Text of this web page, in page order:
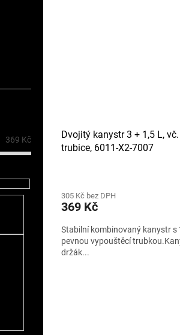
369 Kč
Dvojitý kanystr 3 + 1,5 L,
trubice, 6011-X2-7007
305 Kč bez DPH
369 Kč
Stabilní kombinovaný kanystr s
pevnou vypouštěcí
držák...